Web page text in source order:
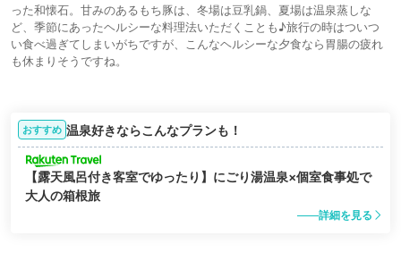
った和懐石。甘みのあるもち豚は、冬場は豆乳鍋、夏場は温泉蒸しな
ど、季節にあったヘルシーな料理法いただくことも♪旅行の時はついつ
い食べ過ぎてしまいがちですが、こんなヘルシーな夕食なら胃腸の疲れ
も休まりそうですね。
おすすめ 温泉好きならこんなプランも！
【露天風呂付き客室でゆったり】にごり湯温泉×個室食事処で
大人の箱根旅
詳細を見る